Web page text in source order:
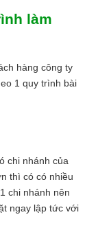
làm
hàng công ty
1 quy trình bài
chi nhánh của
thì có có nhiều
chi nhánh nên
ngay lập tức với